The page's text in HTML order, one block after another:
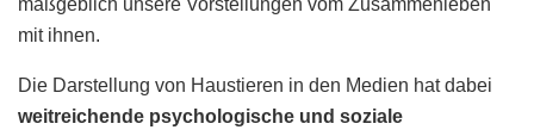
maßgeblich unsere Vorstellungen vom Zusammenleben
mit ihnen.
Die Darstellung von Haustieren in den Medien hat dabei
weitreichende psychologische und soziale